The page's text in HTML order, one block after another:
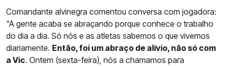
Comandante alvinegra comentou conversa com jogadora:
"A gente acaba se abraçando porque conhece o trabalho
do dia a dia. Só nós e as atletas sabemos o que vivemos
diariamente. Então, foi um abraço de alívio, não só com
a Vic. Ontem (sexta-feira), nós a chamamos para